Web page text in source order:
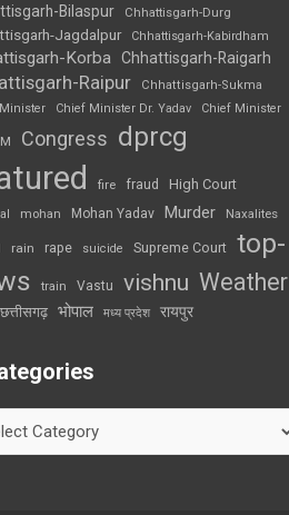
Bilaspur
Chhattisgarh-Durg
Jagdalpur Chhattisgarh-Kabirdham
Korba Chhattisgarh-Raigarh
Raipur
Chhattisgarh-Sukma
Chief Minister Dr. Yadav Chief Minister
Congress dprcg
fire fraud High Court
mohan Mohan Yadav Murder Naxalites
rain rape suicide Supreme Court top-
train Vastu vishnu Weather
छत्तीसगढ़ भोपाल मध्य प्रदेश रायपुर